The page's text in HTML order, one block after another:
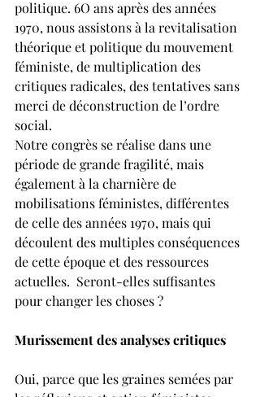
politique. 6O ans après des années
1970, nous assistons à la revitalisation
théorique et politique du mouvement
féministe, de multiplication des
critiques radicales, des tentatives sans
merci de déconstruction de l’ordre
social.
Notre congrès se réalise dans une
période de grande fragilité, mais
également à la charnière de
mobilisations féministes, différentes
de celle des années 1970, mais qui
découlent des multiples conséquences
de cette époque et des ressources
actuelles.  Seront-elles suffisantes
pour changer les choses ?
Murissement des analyses critiques
Oui, parce que les graines semées par